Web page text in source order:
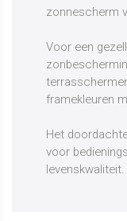
zonnescherm
Voor een
framekleuren
Het
voor
levenskwaliteit.